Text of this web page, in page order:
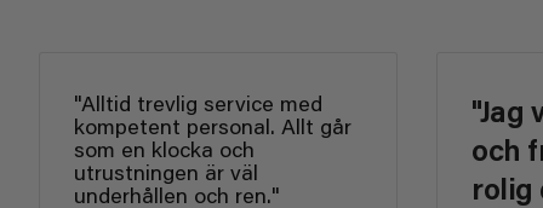
"Alltid trevlig service med
kompetent personal. Allt går
som en klocka och
utrustningen är väl
underhållen och ren."
"Jag
och
rolig